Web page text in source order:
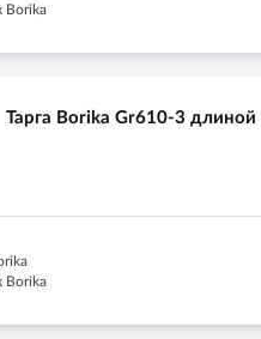
Borika
Тарга Borika Gr610-3
Borika